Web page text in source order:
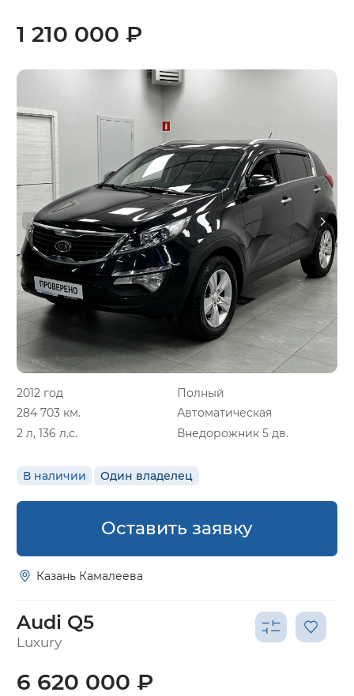
2012 год
Полный
284 703 км.
Автоматическая
2 л, 136 л.с.
Внедорожник 5 дв.
В наличии Один владелец
1 210 000 ₽
Оставить заявку
Казань Камалеева
Audi Q5
Luxury
6 620 000 ₽